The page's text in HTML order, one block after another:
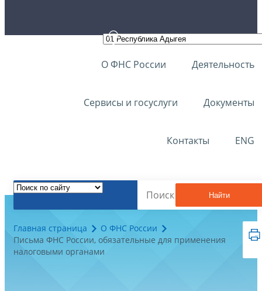
О ФНС России Деятельность
Сервисы и госуслуги Документы
Контакты ENG
Найти
Главная страница
О ФНС России
Письма ФНС России, обязательные для применения
налоговыми органами